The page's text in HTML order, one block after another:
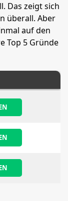
Das zeigt sich
überall. Aber
auf den
Top 5 Gründe